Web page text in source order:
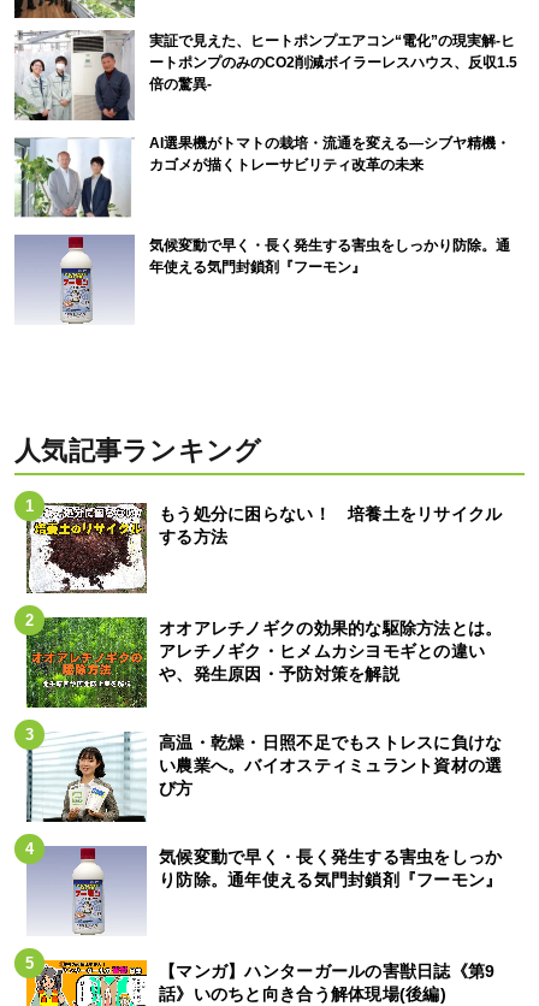
実証で見えた、ヒートポンプエアコン“電化”の現実解-ヒ
ートポンプのみのCO2削減ボイラーレスハウス、反収1.5
倍の驚異-
AI選果機がトマトの栽培・流通を変える―シブヤ精機・
カゴメが描くトレーサビリティ改革の未来
気候変動で早く・長く発生する害虫をしっかり防除。通
年使える気門封鎖剤『フーモン』
人気記事ランキング
もう処分に困らない！ 培養土をリサイクル
する方法
オオアレチノギクの効果的な駆除方法とは。
アレチノギク・ヒメムカシヨモギとの違い
や、発生原因・予防対策を解説
高温・乾燥・日照不足でもストレスに負けな
い農業へ。バイオスティミュラント資材の選
び方
気候変動で早く・長く発生する害虫をしっか
り防除。通年使える気門封鎖剤『フーモン』
【マンガ】ハンターガールの害獣日誌《第9
話》いのちと向き合う解体現場(後編)